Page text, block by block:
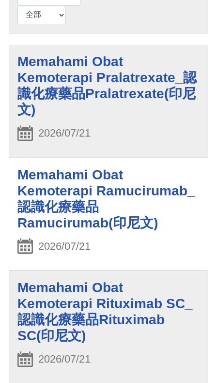
Memahami Obat
Kemoterapi Pralatrexate_認
識化療藥品Pralatrexate(印尼
文)
2026/07/21
Memahami Obat
Kemoterapi Ramucirumab_
認識化療藥品
Ramucirumab(印尼文)
2026/07/21
Memahami Obat
Kemoterapi Rituximab SC_
認識化療藥品Rituximab
SC(印尼文)
2026/07/21